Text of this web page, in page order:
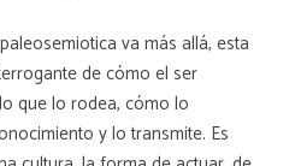
va más allá, esta
de cómo el ser
que lo rodea, cómo lo
y lo transmite. Es